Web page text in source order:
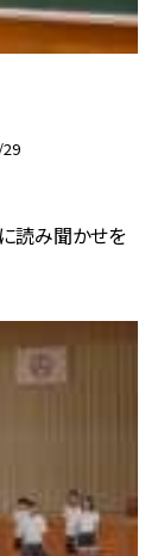
読み聞かせを